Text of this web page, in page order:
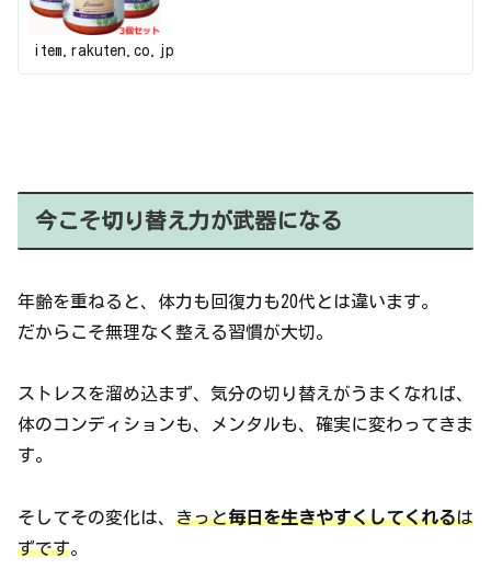
item.rakuten.co.jp
今こそ切り替え力が武器になる
年齢を重ねると、体力も回復力も20代とは違います。
だからこそ無理なく整える習慣が大切。
ストレスを溜め込まず、気分の切り替えがうまくなれば、
体のコンディションも、メンタルも、確実に変わってきま
す。
そしてその変化は、 きっと毎日を生きやすくしてくれるは
ずです。